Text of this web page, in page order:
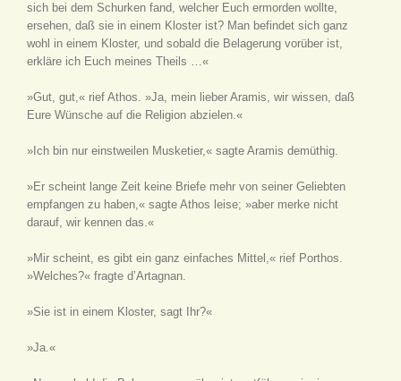
sich bei dem Schurken fand, welcher Euch ermorden wollte,
ersehen, daß sie in einem Kloster ist? Man befindet sich ganz
wohl in einem Kloster, und sobald die Belagerung vorüber ist,
erkläre ich Euch meines Theils …«
»Gut, gut,« rief Athos. »Ja, mein lieber Aramis, wir wissen, daß
Eure Wünsche auf die Religion abzielen.«
»Ich bin nur einstweilen Musketier,« sagte Aramis demüthig.
»Er scheint lange Zeit keine Briefe mehr von seiner Geliebten
empfangen zu haben,« sagte Athos leise; »aber merke nicht
darauf, wir kennen das.«
»Mir scheint, es gibt ein ganz einfaches Mittel,« rief Porthos.
»Welches?« fragte d’Artagnan.
»Sie ist in einem Kloster, sagt Ihr?«
»Ja.«